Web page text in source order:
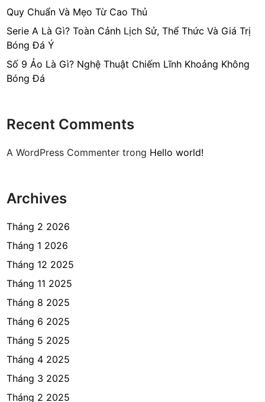
Quy Chuẩn Và Mẹo Từ Cao Thủ
Serie A Là Gì? Toàn Cảnh Lịch Sử, Thể Thức Và Giá Trị
Bóng Đá Ý
Số 9 Ảo Là Gì? Nghệ Thuật Chiếm Lĩnh Khoảng Không
Bóng Đá
Recent Comments
A WordPress Commenter trong Hello world!
Archives
Tháng 2 2026
Tháng 1 2026
Tháng 12 2025
Tháng 11 2025
Tháng 8 2025
Tháng 6 2025
Tháng 5 2025
Tháng 4 2025
Tháng 3 2025
Tháng 2 2025